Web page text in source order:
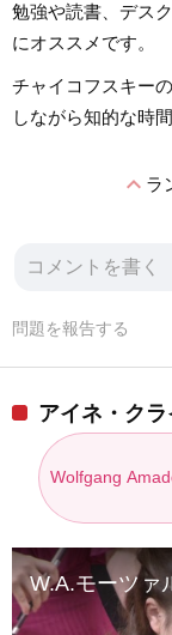
勉強や読書、デス
にオススメです。
チャイコフスキー
しながら知的な時
expand_lessラ
問題を報告する
アイネ・ク
Wolfgang
W.A.モーツァ